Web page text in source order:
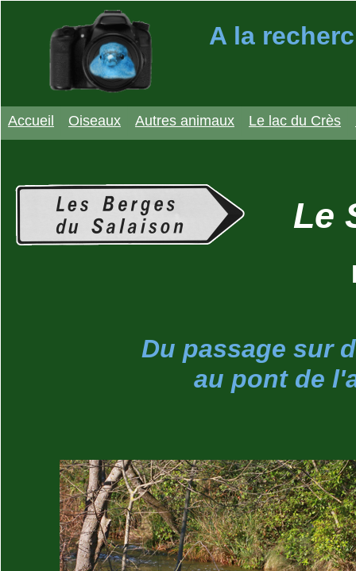
A la
Accueil Oiseaux Autres animaux Le lac du Crès
Le
Du passage sur
au pont de